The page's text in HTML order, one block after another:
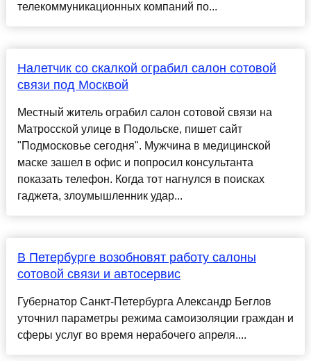
телекоммуникационных компаний по...
Налетчик со скалкой ограбил салон сотовой
связи под Москвой
Местный житель ограбил салон сотовой связи на
Матросской улице в Подольске, пишет сайт
"Подмосковье сегодня". Мужчина в медицинской
маске зашел в офис и попросил консультанта
показать телефон. Когда тот нагнулся в поисках
гаджета, злоумышленник удар...
В Петербурге возобновят работу салоны
сотовой связи и автосервис
Губернатор Санкт-Петербурга Александр Беглов
уточнил параметры режима самоизоляции граждан и
сферы услуг во время нерабочего апреля....